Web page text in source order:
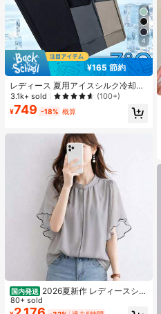
4
¥165 節約
レディース 夏用アイスシルク冷却ジ
ョガーパンツ、速乾軽量スポーツパ
ンツ、ジッパーポケットとウエスト
バンド付き、フィットネスとランニ
3.1k+ sold (100+)
¥749 -18% 概算
国内発送 2026夏新作 レディースシャ
ツ 日系ナチュラルスタイル ロースタ
ンドカラー フリルデザイン 半袖トッ
80+ sold